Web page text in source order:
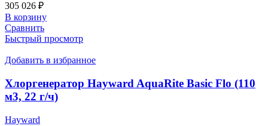
305 026 ₽
В корзину
Сравнить
Быстрый просмотр
Добавить в избранное
Хлоргенератор Hayward AquaRite Basic Flo (110
м3, 22 г/ч)
Hayward